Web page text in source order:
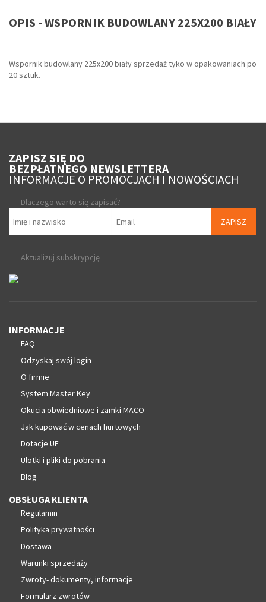
OPIS - WSPORNIK BUDOWLANY 225X200 BIAŁY
Wspornik budowlany 225x200 biały sprzedaż tyko w opakowaniach po
20 sztuk.
ZAPISZ SIĘ DO
BEZPŁATNEGO NEWSLETTERA
INFORMACJE O PROMOCJACH I NOWOŚCIACH
Dlaczego warto się zapisać?
ZAPISZ
Aktualizuj subskrypcję
INFORMACJE
FAQ
Odzyskaj swój login
O firmie
System Master Key
Okucia obwiedniowe i zamki MACO
Jak kupować w cenach hurtowych
Dotacje UE
Ulotki i pliki do pobrania
Blog
OBSŁUGA KLIENTA
Regulamin
Polityka prywatności
Dostawa
Warunki sprzedaży
Zwroty- dokumenty, informacje
Formularz zwrotów